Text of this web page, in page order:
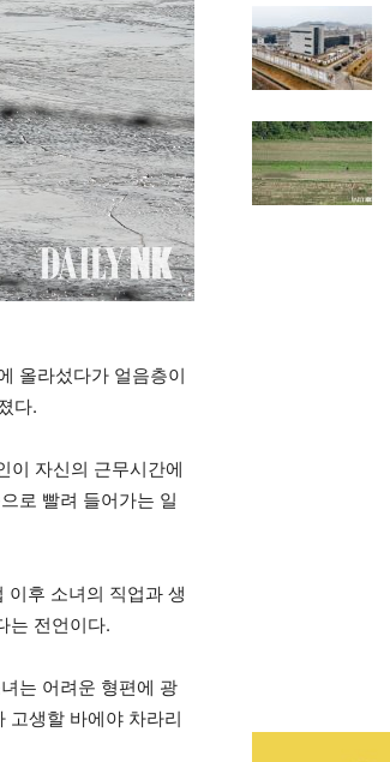
올라섰다가 얼음층이
다.
이 자신의 근무시간에
로 빨려 들어가는 일
후 소녀의 직업과 생
는 전언이다.
는 어려운 형편에 광
고생할 바에야 차라리